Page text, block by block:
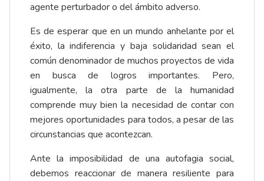
agente perturbador o del ámbito adverso.
Es de esperar que en un mundo anhelante por el
éxito, la indiferencia y baja solidaridad sean el
común denominador de muchos proyectos de vida
en busca de logros importantes. Pero,
igualmente, la otra parte de la humanidad
comprende muy bien la necesidad de contar con
mejores oportunidades para todos, a pesar de las
circunstancias que acontezcan.
Ante la imposibilidad de una autofagia social,
debemos reaccionar de manera resiliente para